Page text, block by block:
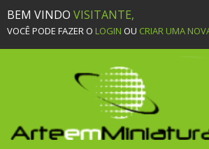
BEM VINDO VISITANTE,
VOCÊ PODE FAZER O LOGIN OU CRIAR UMA